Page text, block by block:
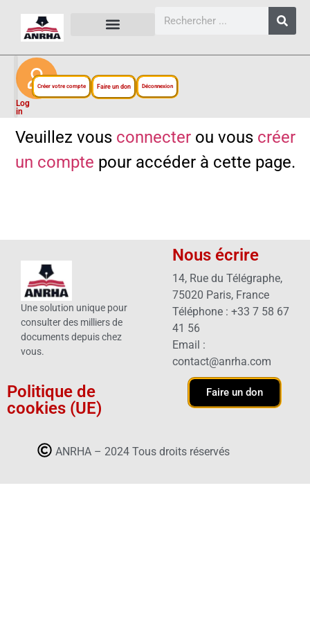
Log
in
Créer votre compte Faire un don Déconnexion
Veuillez vous connecterou vous créer
un compte pour accéder à cette page.
Une solution unique pour
consulter des milliers de
documents depuis chez
vous.
Politique de
cookies (UE)
Nous écrire
14, Rue du Télégraphe,
75020 Paris, France
Téléphone : +33 7 58 67
41 56
Email :
contact@anrha.com
Faire un don
ANRHA – 2024 Tous droits réservés